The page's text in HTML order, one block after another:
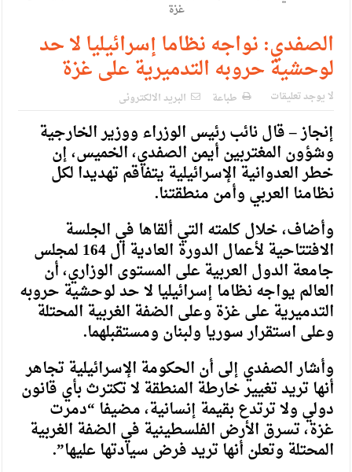
الإسلامية والمسيحية
الأمن يتلف 16 مليون حبة كبتاجون و1480 كغم مواد مخدرة
النواب يقر مشروع تعديل قانون الملكية العقارية
القاضي يلتقي رؤساء تحرير الصحف اليومية ويؤكد حرص مجلس
النواب على شراكة فاعلة مع الإعلام
دعوة المكلفين بخدمة العلم (الدفعة الثالثة) إلى مراجعة منصة خدمة
العلم
الملك يتلقى اتصالا هاتفيا من العاهل البحريني
القاضي محمود أحمد فريحات.. مبارك ومزيدا من التوفيق
الصفدي: نواجه نظاما إسرائيليا لا حد
لوحشية حروبه التدميرية على غزة
لا يوجد تعليقات طباعة البريد الالكترونى
إنجاز – قال نائب رئيس الوزراء ووزير الخارجية
وشؤون المغتربين أيمن الصفدي، الخميس، إن
خطر العدوانية الإسرائيلية يتفاقم تهديدا لكل
نظامنا العربي وأمن منطقتنا.
وأضاف، خلال كلمته التي ألقاها في الجلسة
الافتتاحية لأعمال الدورة العادية ال 164 لمجلس
جامعة الدول العربية على المستوى الوزاري، أن
العالم يواجه نظاما إسرائيليا لا حد لوحشية حروبه
التدميرية على غزة وعلى الضفة الغربية المحتلة
وعلى استقرار سوريا ولبنان ومستقبلهما.
وأشار الصفدي إلى أن الحكومة الإسرائيلية تجاهر
أنها تريد تغيير خارطة المنطقة لا تكترث بأي قانون
دولي ولا ترتدع بقيمة إنسانية، مضيفا “دمرت
غزة، تسرق الأرض الفلسطينية في الضفة الغربية
المحتلة وتعلن أنها تريد فرض سيادتها عليها”.